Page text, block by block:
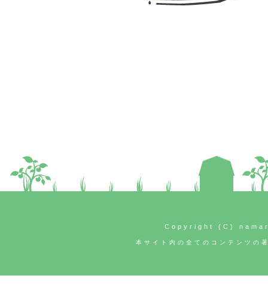
Copyright (C)
本サイト内の全てのコンテンツの